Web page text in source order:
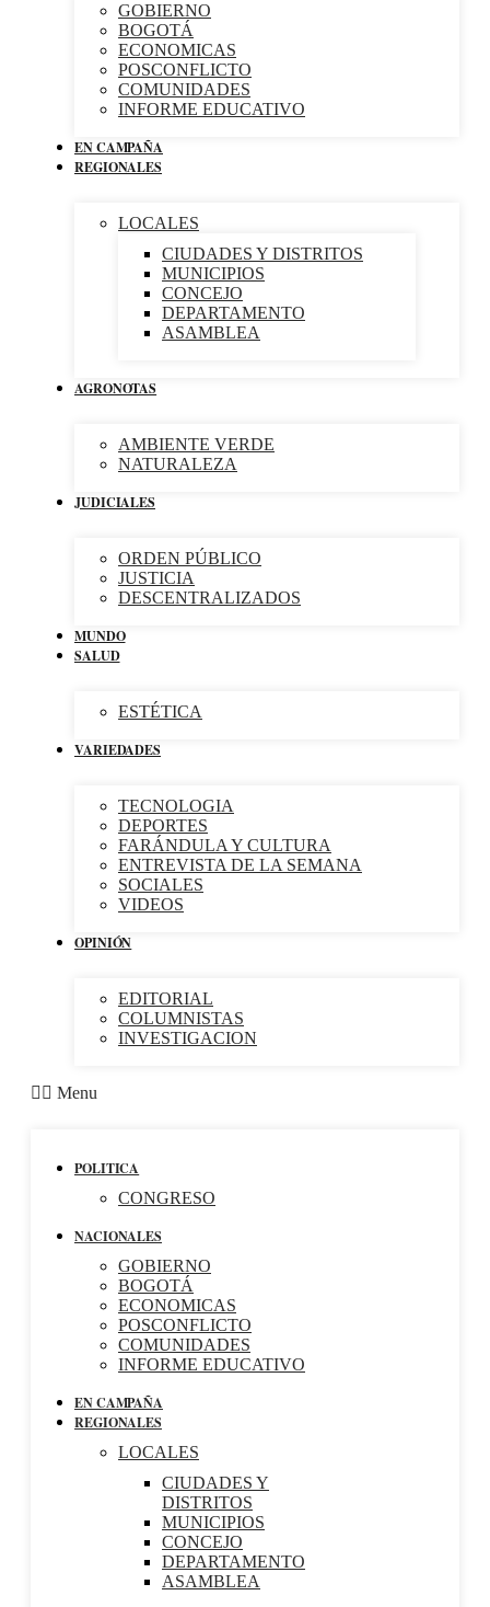
GOBIERNO
BOGOTÁ
ECONOMICAS
POSCONFLICTO
COMUNIDADES
INFORME EDUCATIVO
EN CAMPAÑA
REGIONALES
LOCALES
CIUDADES Y DISTRITOS
MUNICIPIOS
CONCEJO
DEPARTAMENTO
ASAMBLEA
AGRONOTAS
AMBIENTE VERDE
NATURALEZA
JUDICIALES
ORDEN PÚBLICO
JUSTICIA
DESCENTRALIZADOS
MUNDO
SALUD
ESTÉTICA
VARIEDADES
TECNOLOGIA
DEPORTES
FARÁNDULA Y CULTURA
ENTREVISTA DE LA SEMANA
SOCIALES
VIDEOS
OPINIÓN
EDITORIAL
COLUMNISTAS
INVESTIGACION
Menu
POLITICA
CONGRESO
NACIONALES
GOBIERNO
BOGOTÁ
ECONOMICAS
POSCONFLICTO
COMUNIDADES
INFORME EDUCATIVO
EN CAMPAÑA
REGIONALES
LOCALES
CIUDADES Y
DISTRITOS
MUNICIPIOS
CONCEJO
DEPARTAMENTO
ASAMBLEA